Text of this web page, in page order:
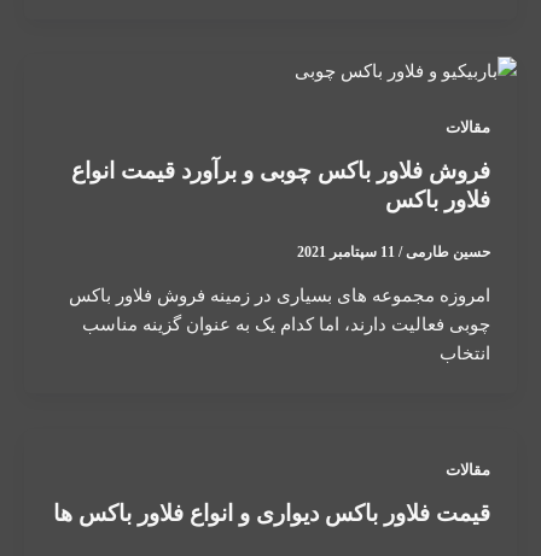
مقالات
فروش فلاور باکس چوبی و برآورد قیمت انواع
فلاور باکس
حسین طارمی/ 11 سپتامبر 2021
امروزه مجموعه های بسیاری در زمینه فروش فلاور باکس
چوبی فعالیت دارند، اما کدام یک به عنوان گزینه مناسب
انتخاب
مقالات
قیمت فلاور باکس دیواری و انواع فلاور باکس ها